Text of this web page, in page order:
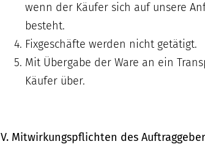
wenn der Käufer sich auf unsere
besteht.
Fixgeschäfte werden nicht getätigt.
Mit Übergabe der Ware an ein
Käufer über.
V. Mitwirkungspflichten des